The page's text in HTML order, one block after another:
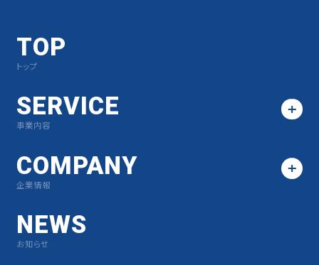
TOP
トップ
SERVICE
事業内容
COMPANY
企業情報
NEWS
お知らせ